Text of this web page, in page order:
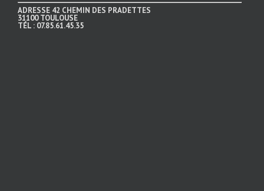
ADRESSE 42 CHEMIN DES PRADETTES
31100 TOULOUSE
TÉL : 07.85.61.45.35